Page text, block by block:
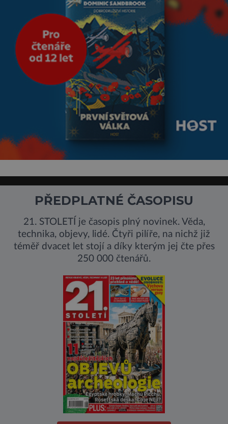
PŘEDPLATNÉ ČASOPISU
21. STOLETÍ je časopis plný novinek. Věda,
technika, objevy, lidé. Čtyři pilíře, na nichž již
téměř dvacet let stojí a díky kterým jej čte přes
250 000 čtenářů.